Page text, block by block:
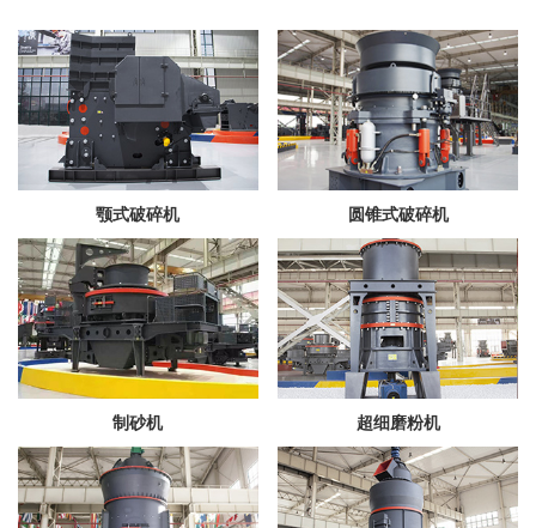
颚式破碎机 圆锥式破碎机
制砂机 超细磨粉机